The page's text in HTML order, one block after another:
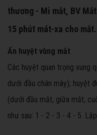
thương - Mi mắt, BV
15 phút mát-xa cho mắt.
Ấn huyệt vùng mắt
Các huyệt quan trọng xung
dưới đầu chân mày); huyệt
(dưới đầu mắt, giữa mắt,
như sau: 1 - 2 - 3 - 4 - 5.